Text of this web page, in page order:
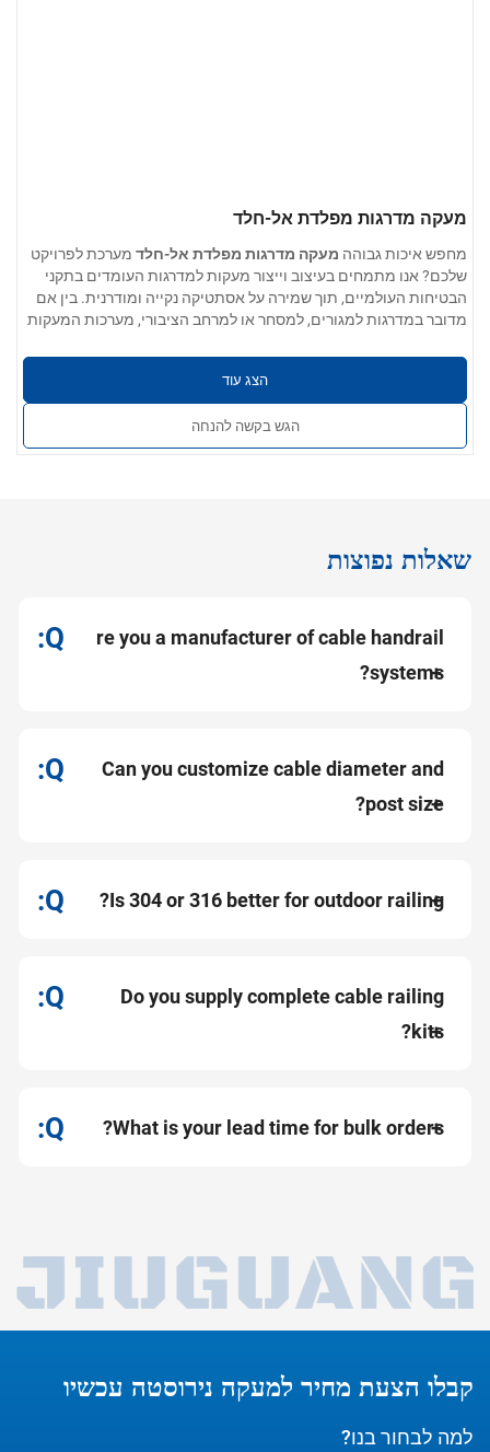
מעקה מדרגות מפלדת אל-חלד
מחפש איכות גבוהה מעקה מדרגות מפלדת אל-חלד מערכת לפרויקט
שלכם? אנו מתמחים בעיצוב וייצור מעקות למדרגות העומדים בתקני
הבטיחות העולמיים, תוך שמירה על אסתטיקה נקייה ומודרנית. בין אם
מדובר במדרגות למגורים, למסחר או למרחב הציבורי, מערכות המעקות
· עובי הקיר: 0.4 מ"מ – 5.0 מ"מ
: מוברש, מלוטש במראה, סאטן או מט תעשייתי
כל הרכיבים מתאפיינים במשטחים חלקים, ללא שריטות וללא עיוותים.
המעקות שלנו ניתנים לייצור בהתאמה למבנה מדרגות ספירלי, ישר או
מפותל, והם תואמים לסוגים שונים של מילוי, כולל זכוכית, מוטות או
הצג עוד
הגש בקשה להנחה
שאלות נפוצות
re you a manufacturer of cable handrail
systems?
Can you customize cable diameter and
post size?
Is 304 or 316 better for outdoor railing?
Do you supply complete cable railing
kits?
What is your lead time for bulk orders?
קבלו הצעת מחיר למעקה נירוסטה עכשיו
למה לבחור בנו?